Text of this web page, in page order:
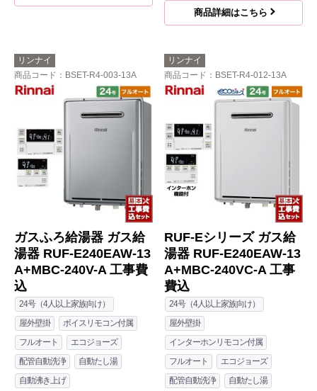
商品詳細はこちら
リンナイ
商品コード ：BSET-R4-003-13A
ガスふろ給湯器 ガス給
湯器 RUF-E240EAW-13
A+MBC-240V-A 工事費
込
24号（4人以上家族向け）
屋外壁掛
ボイスリモコン付属
フルオート
エコジョーズ
配管自動洗浄
自動たし湯
自動沸き上げ
リンナイ
商品コード ：BSET-R4-012-13A
RUF-Eシリーズ ガス給
湯器 RUF-E240EAW-13
A+MBC-240VC-A 工事
費込
24号（4人以上家族向け）
屋外壁掛
インターホンリモコン付属
フルオート
エコジョーズ
配管自動洗浄
自動たし湯